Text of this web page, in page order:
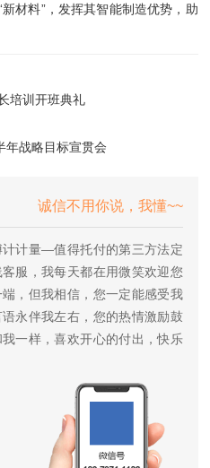
材料”，发挥其智能制造优势，助
培训开班典礼
年战略目标宣贯会
诚信不用你说，我懂~~
计量—值得托付的第三方法定
服，我每天都在用微笑欢迎您
，但我相信，您一定能感受我
永伴我左右，您的热情激励鼓
一样，喜欢开心的付出，快乐